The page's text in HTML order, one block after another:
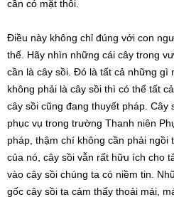
cần có mặt thôi.
Điều này không chỉ đúng với con
thế. Hãy nhìn những cái cây trong
cần là cây sồi. Đó là tất cả những gì
không phải là cây sồi thì có thể tất
cây sồi cũng đang thuyết pháp. Cây
phục vụ trong trường Thanh niên
pháp, thậm chí không cần phải ngồi
của nó, cây sồi vẫn rất hữu ích cho
vào cây sồi chúng ta có niềm tin.
gốc cây sồi ta cảm thấy thoải mái,